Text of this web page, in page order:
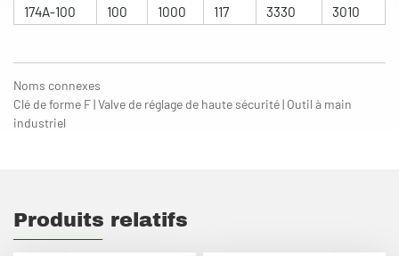
174A-100
100 1000 117 3330 3010
Noms connexes
Clé de forme F | Valve de réglage de haute sécurité | Outil à main
industriel
Produits relatifs